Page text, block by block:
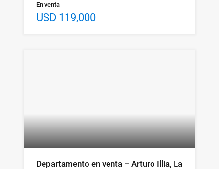
En venta
USD 119,000
Departamento en venta – Arturo Illia, La